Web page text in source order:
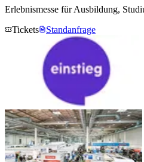
Erlebnismesse für Ausbildung,
Tickets
Standanfrage